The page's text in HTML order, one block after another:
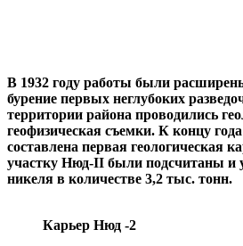
В 1932 году работы были
бурение первых неглубоких
территории района проводились
геофизическая съемки. К концу
составлена первая геологическая
участку Нюд-II были подсчитаны и
никеля в количестве 3,2 тыс. тонн.
Карьер Нюд -2